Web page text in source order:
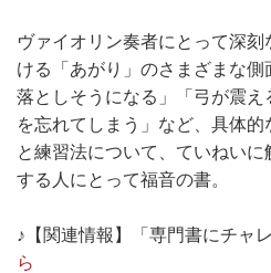
ヴァイオリン奏者にとって深
ける「あがり」のさまざまな
落としそうになる」「弓が震
を忘れてしまう」など、具体
と練習法について、ていねい
する人にとって福音の書。
♪【関連情報】「専門書にチャ
ら